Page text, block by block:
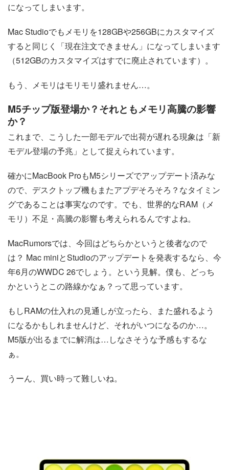
になってしまいます。
Mac Studioでもメモリを128GBや256GBにカスタマイズ
すると同じく「現在注文できません」になってしまいます
（512GBのカスタマイズはすでに廃止されています）。
もう、メモリはモリモリ盛れません…。
M5チップ版登場か？それともメモリ高騰の影響
か？
これまで、こうした一部モデルで出荷が遅れる現象は「新
モデル登場の予兆」として捉えられています。
確かにMacBook ProもM5シリーズでアップデート済みな
ので、デスクトップ機もまたアプデそろそろ？なタイミン
グであることは事実なのです。でも、世界的なRAM（メ
モリ）不足・高騰の影響も考えられるんですよね。
MacRumorsでは、今回はどちらかというと後者なので
は？ Mac miniとStudioのアップデートを発表するなら、今
年6月のWWDC 26でしょう。という見解。僕も、どっち
かというとこの路線かなぁ？って思っています。
もしRAMの仕入れの見通しが立ったら、また盛れるよう
になるかもしれませんけど、それがいつになるのか…。
M5版が出るまでに解消は…しなさそうな予感もするな
ぁ。
うーん、買い時って難しいね。